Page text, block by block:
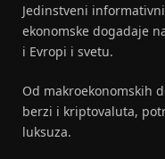
Jedinstveni
ekonomske dogadaje
i Evropi i svetu.
Od makroekonomskih
berzi i kriptovaluta,
luksuza.